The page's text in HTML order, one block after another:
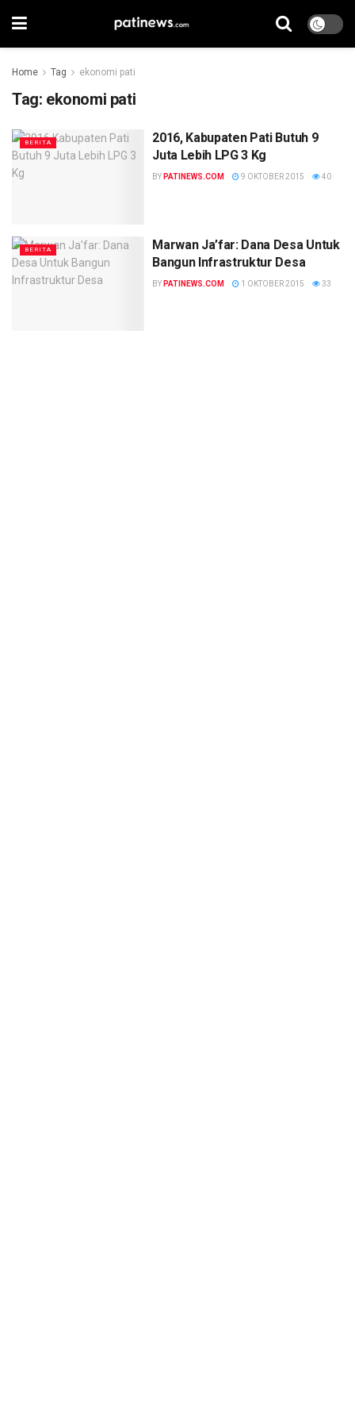
Home Tag ekonomi pati
Tag: ekonomi pati
BERITA
2016, Kabupaten Pati Butuh 9
Juta Lebih LPG 3 Kg
BY PATINEWS.COM 9 OKTOBER 2015 40
BERITA
Marwan Ja’far: Dana Desa Untuk
Bangun Infrastruktur Desa
BY PATINEWS.COM 1 OKTOBER 2015 33